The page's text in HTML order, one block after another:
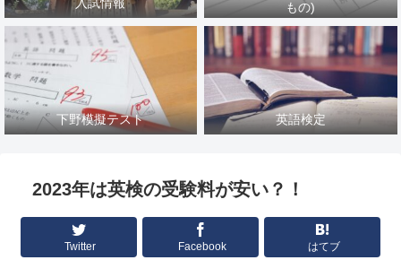
もの)
下野模擬テスト 英語検定
2023年は英検の受験料が安い？！
Twitter Facebook はてブ